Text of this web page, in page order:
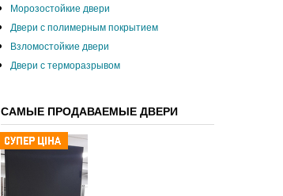
Морозостойкие двери
Двери с полимерным покрытием
Взломостойкие двери
Двери с терморазрывом
САМЫЕ ПРОДАВАЕМЫЕ ДВЕРИ